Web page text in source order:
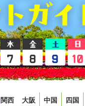
関西 大阪 中国 四国